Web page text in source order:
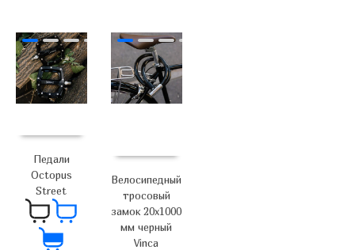
Педали
Octopus
Street
Велосипедный
тросовый
замок 20х1000
мм черный
Vinca